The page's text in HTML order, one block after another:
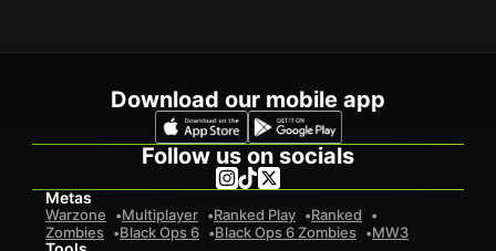
Download our mobile app
Follow us on socials
Metas
Warzone Multiplayer Ranked Play
Ranked
Zombies
Black Ops 6 Black Ops 6 Zombies MW3